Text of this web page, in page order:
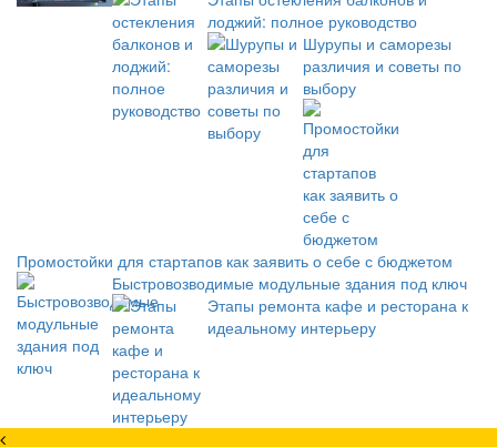
лоджий: полное руководство
Шурупы и саморезы
различия и советы по
выбору
Промостойки для стартапов как заявить о себе с бюджетом
Быстровозводимые модульные здания под ключ
Этапы ремонта кафе и ресторана к
идеальному интерьеру